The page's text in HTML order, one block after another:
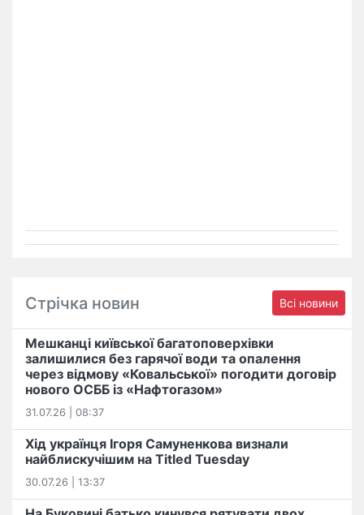
Стрічка новин Всі новини
Мешканці київської багатоповерхівки
залишилися без гарячої води та опалення
через відмову «Ковальської» погодити договір
нового ОСББ із «Нафтогазом»
31.07.26 | 08:37
Хід українця Ігоря Самуненкова визнали
найблискучішим на Titled Tuesday
30.07.26 | 13:37